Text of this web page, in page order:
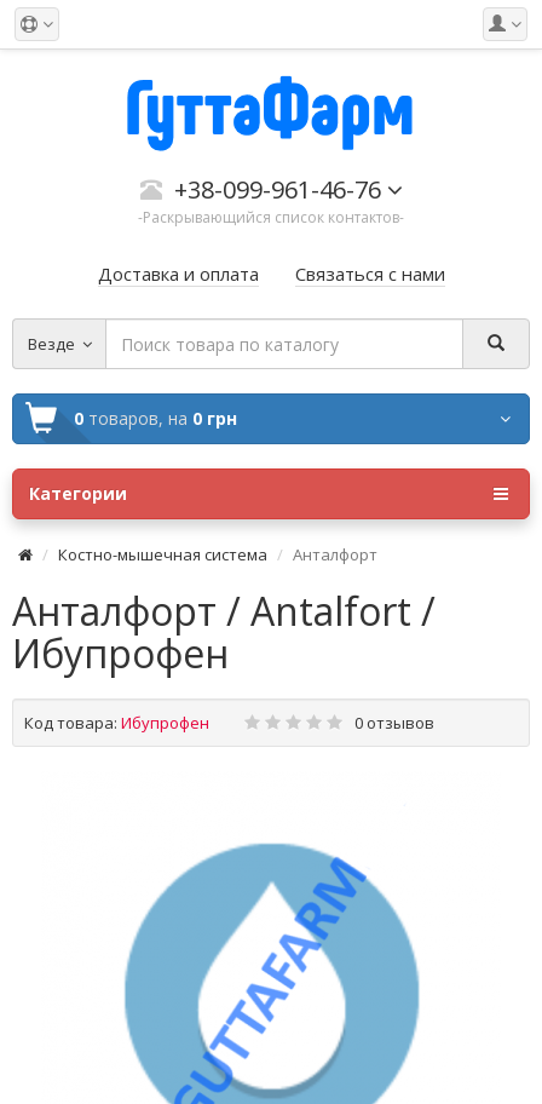
+38-099-961-46-76
-Раскрывающийся список контактов-
Доставка и оплата Связаться с нами
Везде
0 товаров, на 0 грн
Категории
Костно-мышечная система Анталфорт
Анталфорт / Antalfort /
Ибупрофен
Код товара: Ибупрофен 0 отзывов